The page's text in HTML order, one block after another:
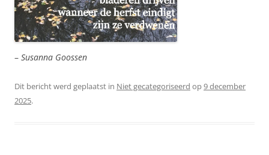
– Susanna Goossen
Dit bericht werd geplaatst in Niet gecategoriseerd op9 december
2025.